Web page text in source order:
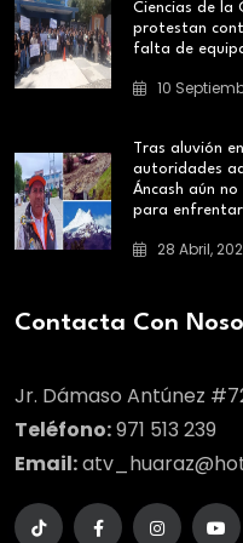
Ciencias de la
protestan
falta de
10
Tras aluvión
autoridades
Áncash aún
para
28 Abril,
Contacta Con
Jr. Dámaso Antúnez
Teléfono:971 513 239
Email: